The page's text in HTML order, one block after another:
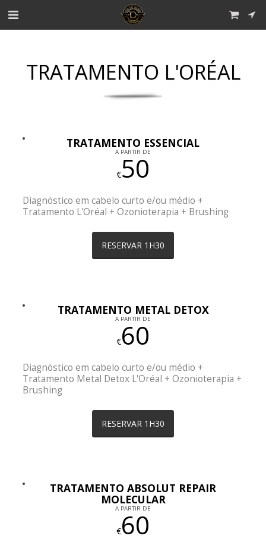
TRATAMENTO L'ORÉAL
TRATAMENTO ESSENCIAL
A PARTIR DE
€50
Diagnóstico em cabelo curto e/ou médio +
Tratamento L'Oréal + Ozonioterapia + Brushing
RESERVAR 1H30
TRATAMENTO METAL DETOX
A PARTIR DE
€60
Diagnóstico em cabelo curto e/ou médio +
Tratamento Metal Detox L'Oréal + Ozonioterapia +
Brushing
RESERVAR 1H30
TRATAMENTO ABSOLUT REPAIR
MOLECULAR
A PARTIR DE
€60